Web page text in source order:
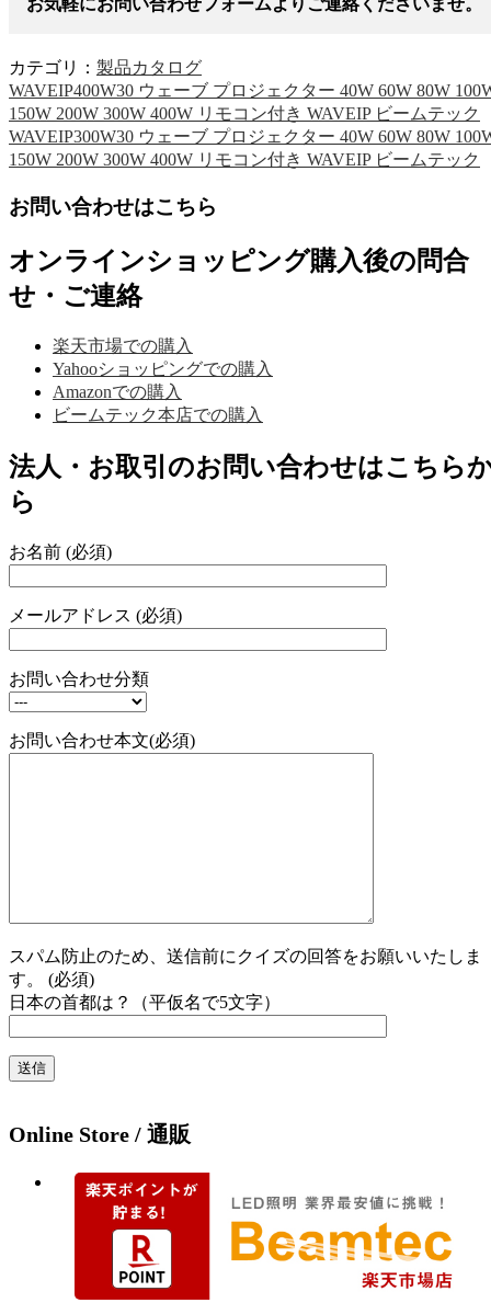
お気軽にお問い合わせフォームよりご連絡くださいませ。
カテゴリ： 製品カタログ
WAVEIP400W30 ウェーブ プロジェクター 40W 60W 80W
150W 200W 300W 400W リモコン付き WAVEIP ビームテック
WAVEIP300W30 ウェーブ プロジェクター 40W 60W 80W
150W 200W 300W 400W リモコン付き WAVEIP ビームテック
お問い合わせはこちら
オンラインショッピング購入後の問合
せ・ご連絡
楽天市場での購入
Yahooショッピングでの購入
Amazonでの購入
ビームテック本店での購入
法人・お取引のお問い合わせはこちら
ら
お名前 (必須)
メールアドレス (必須)
お問い合わせ分類
お問い合わせ本文(必須)
スパム防止のため、送信前にクイズの回答をお願いいたしま
す。 (必須)
日本の首都は？（平仮名で5文字）
Online Store / 通販